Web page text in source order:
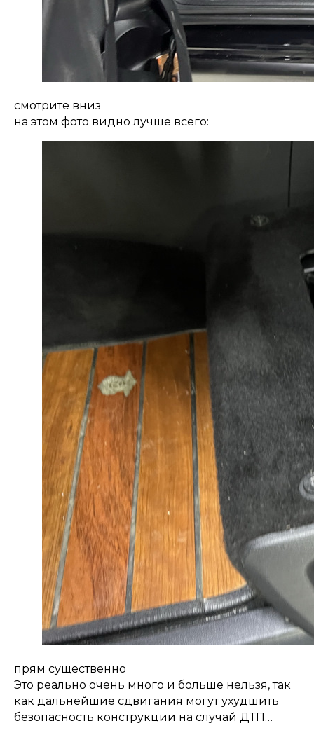
смотрите вниз
на этом фото видно лучше всего:
прям существенно
Это реально очень много и больше нельзя, так
как дальнейшие сдвигания могут ухудшить
безопасность конструкции на случай ДТП…